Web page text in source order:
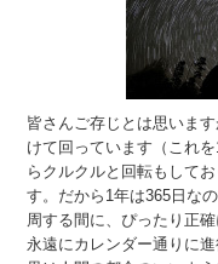
皆さんご存じとは思いま
けて回っています（これ
らクルクルと回転もして
す。だから1年は365日な
周する間に、ぴったり正
永遠にカレンダー通りに